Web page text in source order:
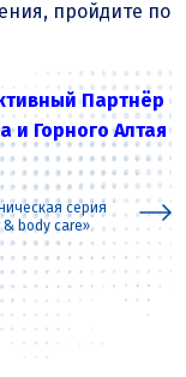
пройдите по
Партнёр
и Горного Алтая
серия
& body care»